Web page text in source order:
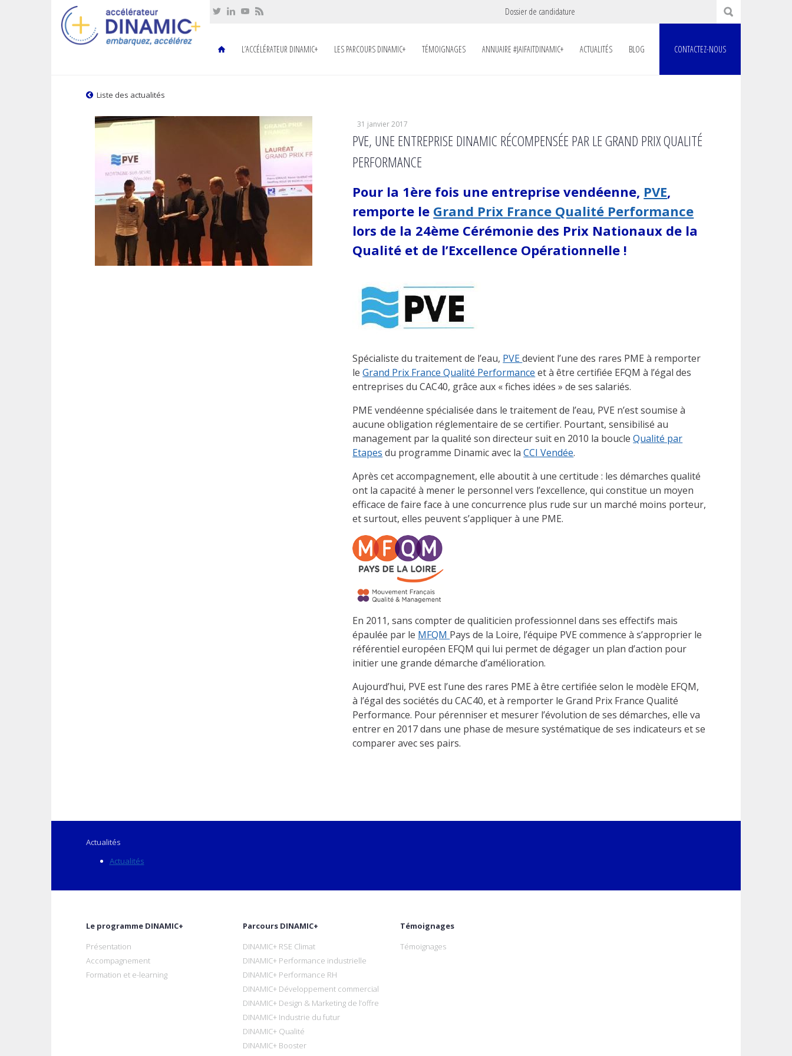
Dossier de candidature
L’ACCÉLÉRATEUR DINAMIC+ LES PARCOURS DINAMIC+ TÉMOIGNAGES ANNUAIRE #JAIFAITDINAMIC+ ACTUALITÉS BLOG CONTACTEZ-NOUS
Liste des actualités
31 janvier 2017
PVE, UNE ENTREPRISE DINAMIC RÉCOMPENSÉE PAR LE GRAND PRIX QUALITÉ
PERFORMANCE
Pour la 1ère fois une entreprise vendéenne, PVE,
remporte le Grand Prix France Qualité Performance
lors de la 24ème Cérémonie des Prix Nationaux de la
Qualité et de l’Excellence Opérationnelle !
Spécialiste du traitement de l’eau, PVEdevient l’une des rares PME à remporter
leGrand Prix France Qualité Performance et à être certifiée EFQM à l’égal des
entreprises du CAC40, grâce aux « fiches idées » de ses salariés.
PME vendéenne spécialisée dans le traitement de l’eau, PVE n’est soumise à
aucune obligation réglementaire de se certifier. Pourtant, sensibilisé au
management par la qualité son directeur suit en 2010 la boucleQualité par
Etapes du programme Dinamic avec laCCI Vendée.
Après cet accompagnement, elle aboutit à une certitude : les démarches qualité
ont la capacité à mener le personnel vers l’excellence, qui constitue un moyen
efficace de faire face à une concurrence plus rude sur un marché moins porteur,
et surtout, elles peuvent s’appliquer à une PME.
En 2011, sans compter de qualiticien professionnel dans ses effectifs mais
épaulée par le MFQM Pays de la Loire, l’équipe PVE commence à s’approprier le
référentiel européen EFQM qui lui permet de dégager un plan d’action pour
initier une grande démarche d’amélioration.
Aujourd’hui, PVE est l’une des rares PME à être certifiée selon le modèle EFQM,
à l’égal des sociétés du CAC40, et à remporter le Grand Prix France Qualité
Performance. Pour pérenniser et mesurer l’évolution de ses démarches, elle va
entrer en 2017 dans une phase de mesure systématique de ses indicateurs et se
comparer avec ses pairs.
Actualités
Actualités
Le programme DINAMIC+
Présentation
Accompagnement
Formation et e-learning
Parcours DINAMIC+
DINAMIC+ RSE Climat
DINAMIC+ Performance industrielle
DINAMIC+ Performance RH
DINAMIC+ Développement commercial
DINAMIC+ Design & Marketing de l’offre
DINAMIC+ Industrie du futur
DINAMIC+ Qualité
DINAMIC+ Booster
Témoignages
Témoignages
Cookies management panel